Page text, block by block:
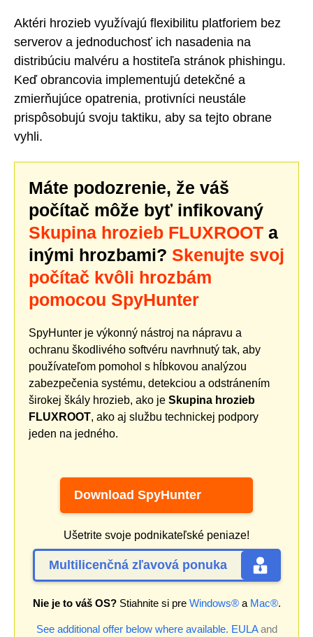
Aktéri hrozieb využívajú flexibilitu platforiem bez
serverov a jednoduchosť ich nasadenia na
distribúciu malvéru a hostiteľa stránok phishingu.
Keď obrancovia implementujú detekčné a
zmierňujúce opatrenia, protivníci neustále
prispôsobujú svoju taktiku, aby sa tejto obrane
vyhli.
Máte podozrenie, že váš
počítač môže byť infikovaný
Skupina hrozieb FLUXROOT a
inými hrozbami? Skenujte svoj
počítač kvôli hrozbám
pomocou SpyHunter
SpyHunter je výkonný nástroj na nápravu a
ochranu škodlivého softvéru navrhnutý tak, aby
používateľom pomohol s hĺbkovou analýzou
zabezpečenia systému, detekciou a odstránením
širokej škály hrozieb, ako je Skupina hrozieb
FLUXROOT, ako aj službu technickej podpory
jeden na jedného.
Download SpyHunter
Ušetrite svoje podnikateľské peniaze!
Multilicenčná zľavová ponuka
Nie je to váš OS?Stiahnite si pre Windows®a Mac®.
See additional offer below where available. EULAand